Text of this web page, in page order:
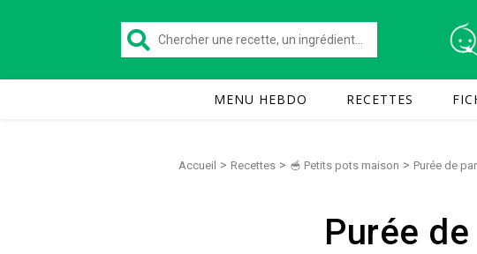
MENU HEBDO RECETTES
Accueil > Recettes > 🥣 Petits pots maison > Purée de
Purée